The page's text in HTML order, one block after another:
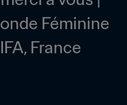
Féminine
France